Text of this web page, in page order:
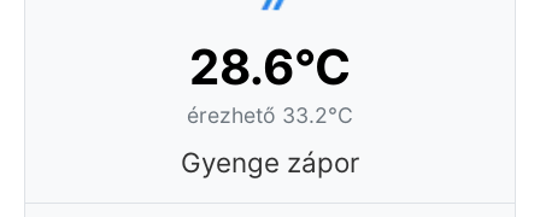
28.6°C
érezhető 33.2°C
Gyenge zápor